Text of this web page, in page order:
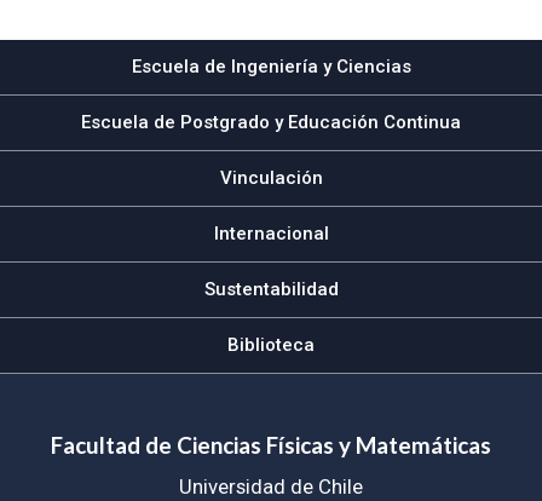
Escuela de Ingeniería y Ciencias
Escuela de Postgrado y Educación Continua
Vinculación
Internacional
Sustentabilidad
Biblioteca
Facultad de Ciencias Físicas y Matemáticas
Universidad de Chile